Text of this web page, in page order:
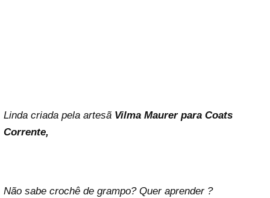
Linda criada pela artesã Vilma Maurer para Coats
Corrente,
Não sabe crochê de grampo? Quer aprender ?